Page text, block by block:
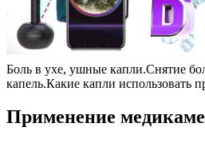
Боль в ухе, ушные капли.Снятие
капель.Какие капли использовать
Применение